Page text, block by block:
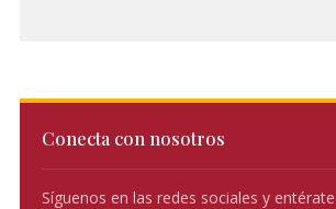
Conecta con nosotros
Síguenos en las redes sociales y